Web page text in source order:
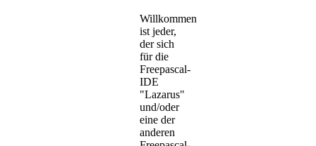
Willkommen
ist jeder,
der sich
für die
Freepascal-
IDE
"Lazarus"
und/oder
eine der
anderen